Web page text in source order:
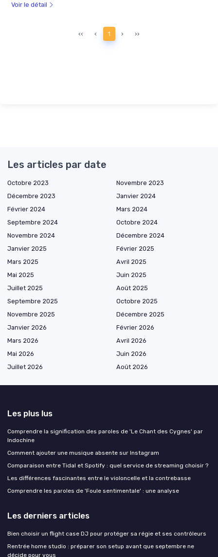
Voir le détail
‹‹ ‹ 1 › ››
Les articles par date
Octobre 2023
Novembre 2023
Décembre 2023
Janvier 2024
Février 2024
Mars 2024
Septembre 2024
Octobre 2024
Novembre 2024
Décembre 2024
Janvier 2025
Février 2025
Mars 2025
Avril 2025
Mai 2025
Juin 2025
Juillet 2025
Août 2025
Septembre 2025
Octobre 2025
Novembre 2025
Décembre 2025
Janvier 2026
Février 2026
Mars 2026
Avril 2026
Mai 2026
Juin 2026
Juillet 2026
Août 2026
Les plus lus
Comprendre la signification des paroles de 'Le Chant des Cygnes' par
Indochine
Comment ajouter une musique absente sur Instagram
Comparaison entre Tidal et Spotify : quel service de streaming choisir ?
Les différences fascinantes entre le violoncelle et la contrebasse
Comprendre les paroles de 'Foule sentimentale' : une analyse
Les derniers articles
Bien choisir un flight case DJ pour protéger sa régie et ses contrôleurs
Rentrée home studio : préparer son setup avant que septembre ne
décide pour vous